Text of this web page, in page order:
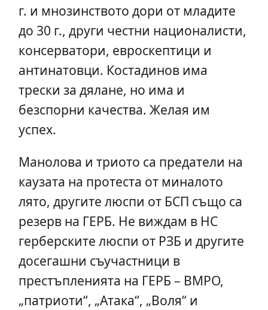
г. и мнозинството дори от младите
до 30 г., други честни националисти,
консерватори, евроскептици и
антинатовци. Костадинов има
трески за дялане, но има и
безспорни качества. Желая им
успех.
Манолова и триото са предатели на
каузата на протеста от миналото
лято, другите люспи от БСП също са
резерв на ГЕРБ. Не виждам в НС
герберските люспи от РЗБ и другите
досегашни съучастници в
престъпленията на ГЕРБ – ВМРО,
„патриоти“, „Атака“, „Воля“ и